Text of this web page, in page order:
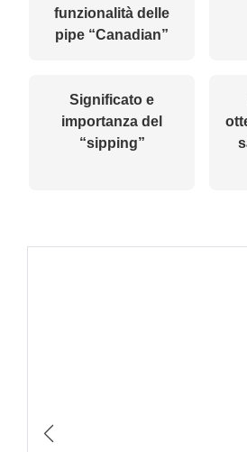
funzionalità delle
pipe “Canadian”
Significato e
importanza del
“sipping”